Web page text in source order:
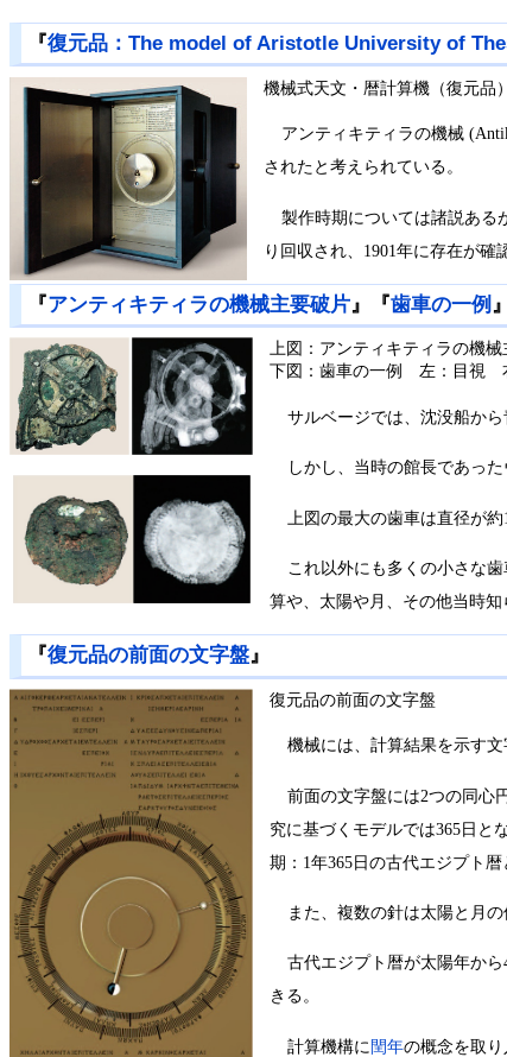
『復元品：The model of Aristotle University of
機械式天文・暦計算機（復元品
アンティキティラの機械
されたと考えられている。
製作時期については諸説ある
り回収され、1901年に存在が
『アンティキティラの機械主要破片』『歯車の一例 』
上図：アンティキティラの機
下図：歯車の一例 左：目視
サルベージでは、沈没船か
しかし、当時の館長であっ
上図の最大の歯車は直径が
これ以外にも多くの小さな
算や、太陽や月、その他当時
『復元品の前面の文字盤』
復元品の前面の文字盤
機械には、計算結果を示す
前面の文字盤には2つの同心
究に基づくモデルでは365日と
期：1年365日の古代エジプト
また、複数の針は太陽と月
古代エジプト暦が太陽年か
きる。
計算機構に閏年の概念を取り